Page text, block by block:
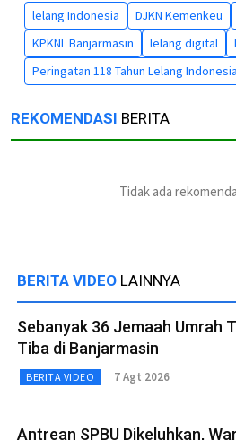
lelang Indonesia DJKN Kemenkeu
KPKNL Banjarmasin
lelang digital
Peringatan 118 Tahun Lelang Indonesia
REKOMENDASI BERITA
Tidak ada
BERITA VIDEO LAINNYA
Sebanyak 36 Jemaah Umrah
Tiba di Banjarmasin
BERITA VIDEO 7 Agt 2026
Antrean SPBU Dikeluhkan,